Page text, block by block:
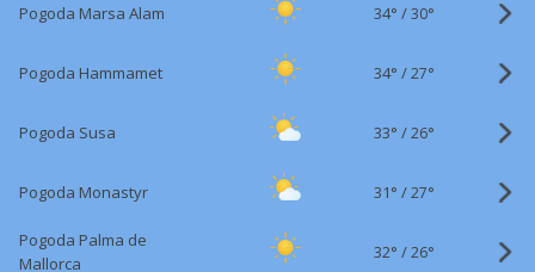
Pogoda Marsa Alam 34° /30°
Pogoda Hammamet 34° /27°
Pogoda Susa 33° /26°
Pogoda Monastyr 31° /27°
Pogoda Palma de
Mallorca
32° /26°